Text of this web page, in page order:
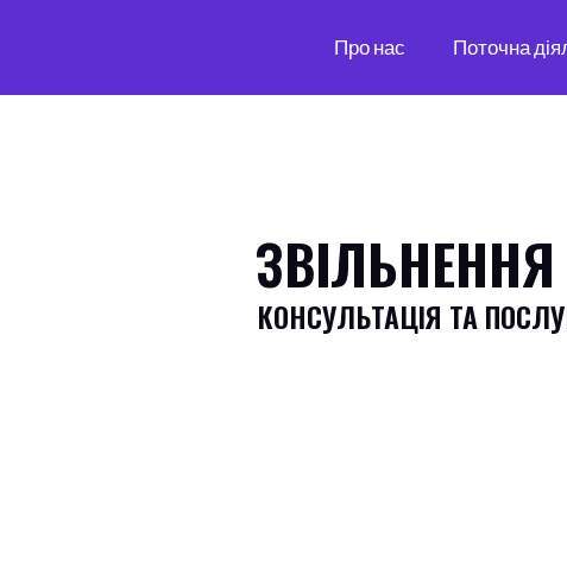
Про нас Поточна
КОНСУЛЬТАЦІЯ ТА